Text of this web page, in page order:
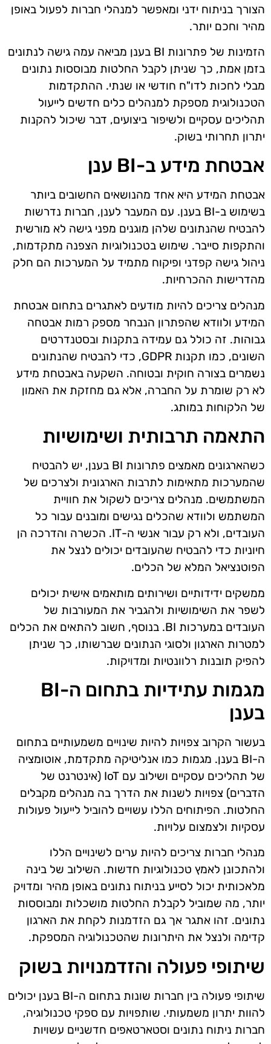
הצורך בניתוח ידני ומאפשר למנהלי חברות לפעול באופן
מהיר וחכם יותר.
הזמינות של פתרונות BI בענן מביאה עמה גישה לנתונים
בזמן אמת, כך שניתן לקבל החלטות מבוססות נתונים
מבלי לחכות לדו"ח חודשי או שנתי. ההתקדמות
הטכנולוגית מספקת למנהלים כלים חדשים לייעול
תהליכים עסקיים ולשיפור ביצועים, דבר שיכול להקנות
יתרון תחרותי בשוק.
אבטחת מידע ב-BI ענן
אבטחת המידע היא אחד מהנושאים החשובים ביותר
בשימוש ב-BI בענן. עם המעבר לענן, חברות נדרשות
להבטיח שהנתונים שלהן מוגנים מפני גישה לא מורשית
והתקפות סייבר. שימוש בטכנולוגיות הצפנה מתקדמות,
ניהול גישה קפדני ופיקוח מתמיד על המערכות הם חלק
מהדרישות ההכרחיות.
מנהלים צריכים להיות מודעים לאתגרים בתחום אבטחת
המידע ולוודא שהפתרון הנבחר מספק רמות אבטחה
גבוהות. זה כולל גם עמידה בתקנות ובסטנדרטים
השונים, כמו תקנות GDPR, כדי להבטיח שהנתונים
נשמרים בצורה חוקית ובטוחה. השקעה באבטחת מידע
לא רק שומרת על החברה, אלא גם מחזקת את האמון
של הלקוחות במותג.
התאמה תרבותית ושימושיות
כשהארגונים מאמצים פתרונות BI בענן, יש להבטיח
שהמערכות מתאימות לתרבות הארגונית ולצרכים של
המשתמשים. מנהלים צריכים לשקול את חוויית
המשתמש ולוודא שהכלים נגישים ומובנים עבור כל
העובדים, ולא רק עבור אנשי ה-IT. הכשרה והדרכה הן
חיוניות כדי להבטיח שהעובדים יכולים לנצל את
הפוטנציאל המלא של הכלים.
ממשקים ידידותיים ושירותים מותאמים אישית יכולים
לשפר את השימושיות ולהגביר את המעורבות של
העובדים במערכות BI. בנוסף, חשוב להתאים את הכלים
למטרות הארגון ולסוגי הנתונים שברשותו, כך שניתן
להפיק תובנות רלוונטיות ומדויקות.
מגמות עתידיות בתחום ה-BI
בענן
בעשור הקרוב צפויות להיות שינויים משמעותיים בתחום
ה-BI בענן. מגמות כמו אנליטיקה מתקדמת, אוטומציה
של תהליכים עסקיים ושילוב עם IoT (אינטרנט של
הדברים) צפויות לשנות את הדרך בה מנהלים מקבלים
החלטות. הפיתוחים הללו עשויים להוביל לייעול פעולות
עסקיות ולצמצום עלויות.
מנהלי חברות צריכים להיות ערים לשינויים הללו
ולהתכונן לאמץ טכנולוגיות חדשות. השילוב של בינה
מלאכותית יכול לסייע בניתוח נתונים באופן מהיר ומדויק
יותר, מה שמוביל לקבלת החלטות מושכלות ומבוססות
נתונים. זהו אתגר אך גם הזדמנות לקחת את הארגון
קדימה ולנצל את היתרונות שהטכנולוגיה המספקת.
שיתופי פעולה והזדמנויות בשוק
שיתופי פעולה בין חברות שונות בתחום ה-BI בענן יכולים
להוות יתרון משמעותי. שותפויות עם ספקי טכנולוגיה,
חברות ניתוח נתונים וסטארטאפים חדשניים עשויות